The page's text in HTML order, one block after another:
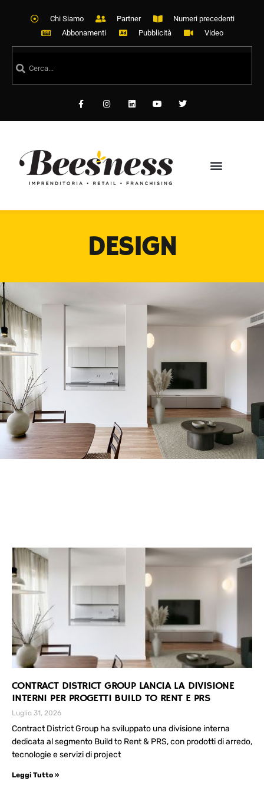
Chi Siamo Partner
Numeri precedenti
Abbonamenti
Pubblicità Video
DESIGN
CONTRACT DISTRICT GROUP LANCIA LA DIVISIONE
INTERNI PER PROGETTI BUILD TO RENT E PRS
Luglio 31, 2026
Contract District Group ha sviluppato una divisione interna
dedicata al segmento Build to Rent & PRS, con prodotti di arredo,
tecnologie e servizi di project
Leggi Tutto »